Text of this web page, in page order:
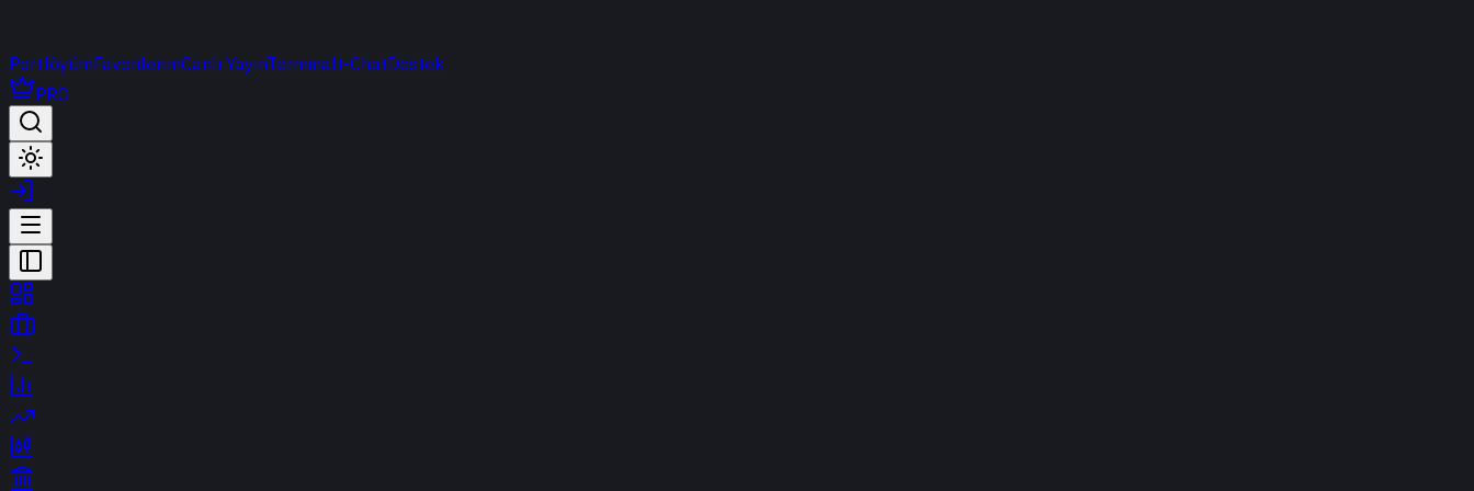
PortföyümFavorilerimCanlı YayınTerminalt-ChatDestek
PRO